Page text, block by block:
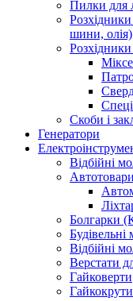
Пилки для
шини, олія)
Скоби і
Генератори
Bідбійні
Автотовари
Болгарки
Будівельні
Відбійні
Верстати
Гайковерти
Гайкокрути